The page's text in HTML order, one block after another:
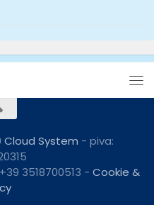
Cloud System - piva:
3518700513 - Cookie &